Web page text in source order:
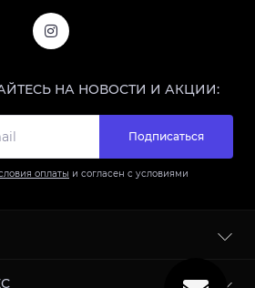
НА НОВОСТИ И АКЦИИ:
Подписаться
оплаты и согласен с условиями